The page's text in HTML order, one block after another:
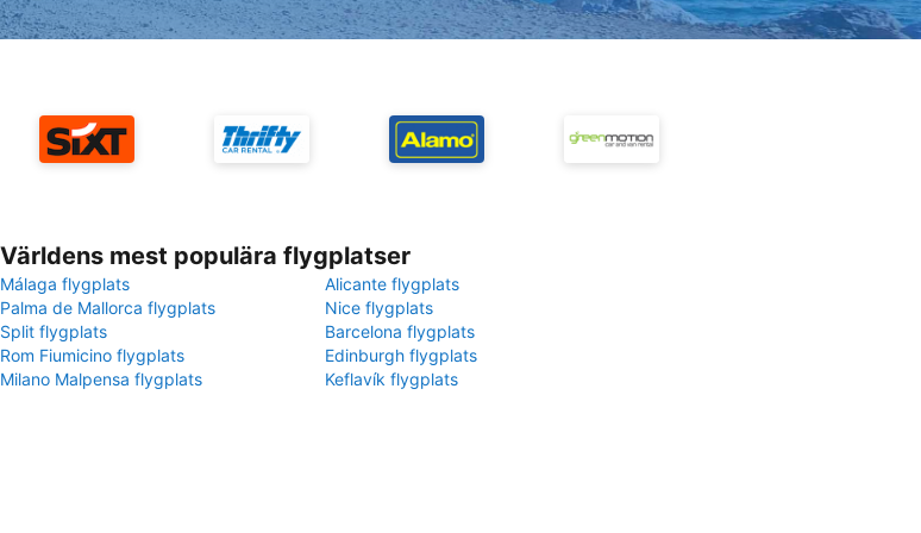
Världens mest populära flygplatser
Málaga flygplats
Alicante flygplats
Palma de Mallorca flygplats
Nice flygplats
Split flygplats
Barcelona flygplats
Rom Fiumicino flygplats
Edinburgh flygplats
Milano Malpensa flygplats
Keflavík flygplats